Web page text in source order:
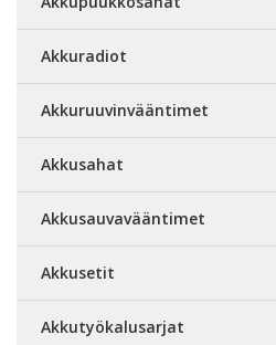
Akkuradiot
Akkuruuvinvääntimet
Akkusahat
Akkusauvavääntimet
Akkusetit
Akkutyökalusarjat